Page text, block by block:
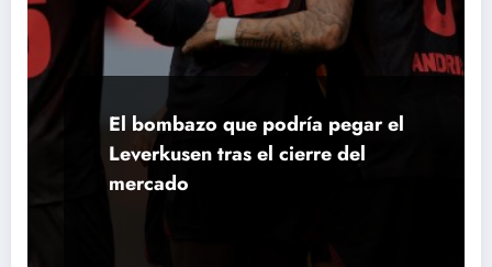
El bombazo que podría pegar el
Leverkusen tras el cierre del
mercado